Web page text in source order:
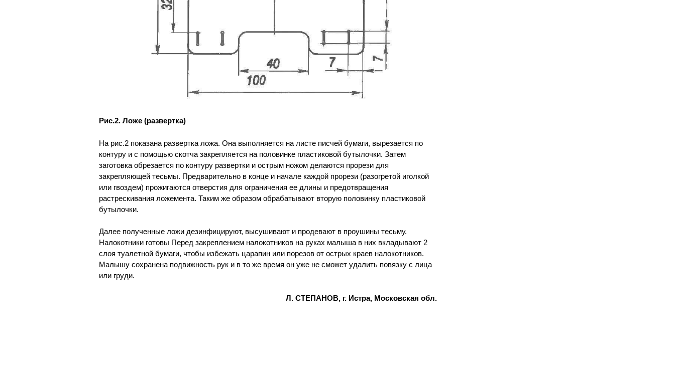
Рис.2. Ложе (развертка)
На рис.2 показана развертка ложа. Она выполняется на листе писчей бумаги, вырезается по
контуру и с помощью скотча закрепляется на половинке пластиковой бутылочки. Затем
заготовка обрезается по контуру развертки и острым ножом делаются прорези для
закрепляющей тесьмы. Предварительно в конце и начале каждой прорези (разогретой иголкой
или гвоздем) прожигаются отверстия для ограничения ее длины и предотвращения
растрескивания ложемента. Таким же образом обрабатывают вторую половинку пластиковой
бутылочки.
Далее полученные ложи дезинфицируют, высушивают и продевают в проушины тесьму.
Налокотники готовы Перед закреплением налокотников на руках малыша в них вкладывают 2
слоя туалетной бумаги, чтобы избежать царапин или порезов от острых краев налокотников.
Малышу сохранена подвижность рук и в то же время он уже не сможет удалить повязку с лица
или груди.
Л. СТЕПАНОВ, г. Истра, Московская обл.